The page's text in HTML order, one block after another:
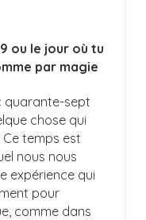
ou le jour où tu
par magie
quarante-sept
chose qui
temps est
nous nous
expérience qui
pour
comme dans